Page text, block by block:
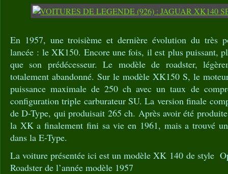
En 1957, une troisième et dernière évolution du très
lancée : le XK150. Encore une fois, il est plus puissant,
que son prédécesseur. Le modèle de roadster,
totalement abandonné. Sur le modèle XK150 S, le
puissance maximale de 250 ch avec un taux de
configuration triple carburateur SU. La version finale
de D-Type, qui produisait 265 ch. Après avoir été
la XK a finalement fini sa vie en 1961, mais a trouvé
dans la E-Type.
La voiture présentée ici est un modèle XK 140 de style
Roadster de l’année modèle 1957